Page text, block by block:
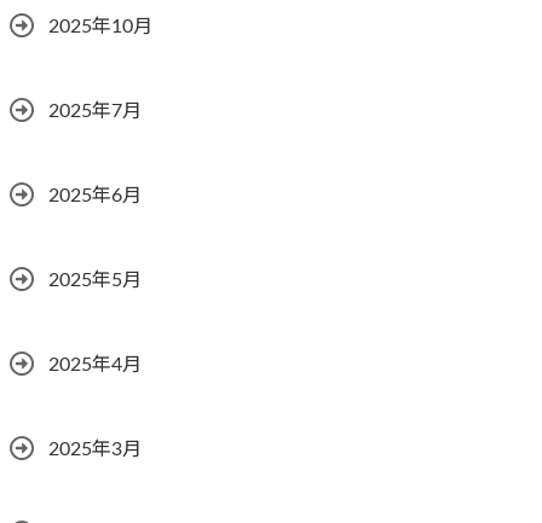
2025年10月
2025年7月
2025年6月
2025年5月
2025年4月
2025年3月